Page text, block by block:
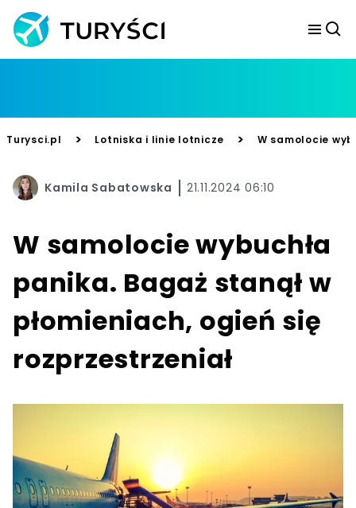
Turysci.pl > Lotniska i linie lotnicze > W samolocie
Kamila Sabatowska 21.11.2024 06:10
W samolocie wybuchła
panika. Bagaż stanął w
płomieniach, ogień się
rozprzestrzeniał